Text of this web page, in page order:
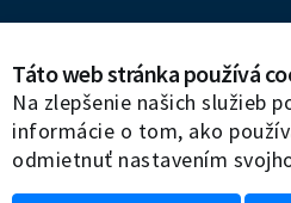
Táto web stránka používá
Na zlepšenie našich služieb
informácie o tom, ako
odmietnuť nastavením